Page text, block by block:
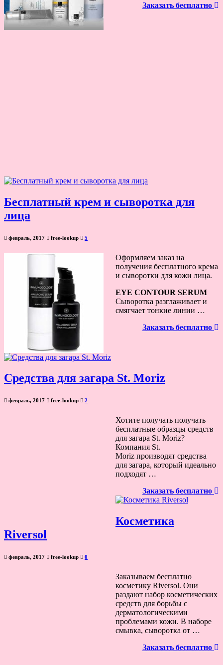
Заказать бесплатно
Бесплатный крем и сыворотка для
лица
февраль, 2017 free-lookup 5
Оформляем заказ на
получения бесплатного крема
и сыворотки для кожи лица.
EYE CONTOUR SERUM
Сыворотка разглаживает и
смягчает тонкие линии …
Заказать бесплатно
Средства для загара St. Moriz
февраль, 2017 free-lookup 2
Хотите получать получать
бесплатные образцы средств
для загара St. Moriz?
Компания St.
Moriz производят средства
для загара, который идеально
подходят …
Заказать бесплатно
Косметика
Riversol
февраль, 2017 free-lookup 0
Заказываем бесплатно
косметику Riversol. Они
раздают набор косметических
средств для борьбы с
дерматологическими
проблемами кожи. В наборе
смывка, сыворотка от …
Заказать бесплатно